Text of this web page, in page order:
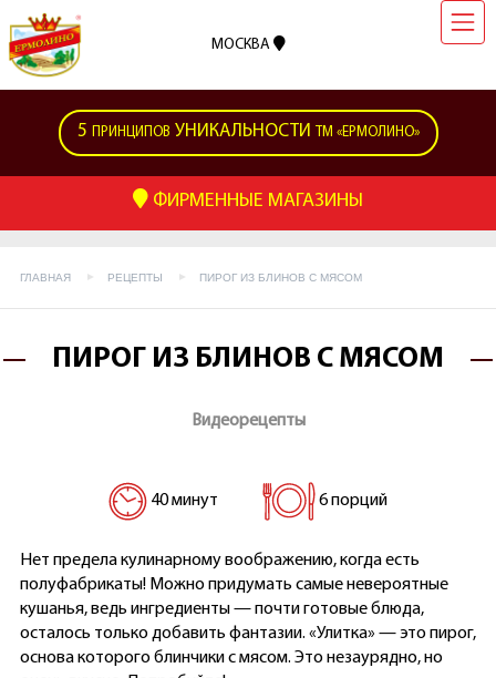
МОСКВА
5 ПРИНЦИПОВ УНИКАЛЬНОСТИ ТМ «ЕРМОЛИНО»
ФИРМЕННЫЕ МАГАЗИНЫ
ГЛАВНАЯ РЕЦЕПТЫ ПИРОГ ИЗ БЛИНОВ С МЯСОМ
ПИРОГ ИЗ БЛИНОВ С МЯСОМ
Видеорецепты
40 минут 6 порций
Нет предела кулинарному воображению, когда есть
полуфабрикаты! Можно придумать самые невероятные
кушанья, ведь ингредиенты — почти готовые блюда,
осталось только добавить фантазии. «Улитка» — это пирог,
основа которого блинчики с мясом. Это незаурядно, но